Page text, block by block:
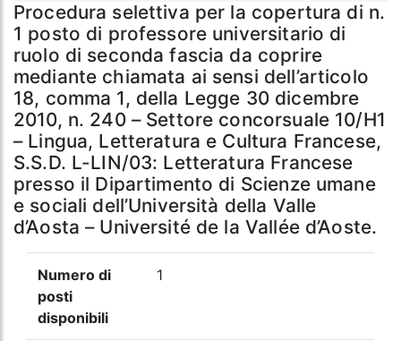
Procedura selettiva per la copertura di n.
1 posto di professore universitario di
ruolo di seconda fascia da coprire
mediante chiamata ai sensi dell’articolo
18, comma 1, della Legge 30 dicembre
2010, n. 240 – Settore concorsuale 10/H1
– Lingua, Letteratura e Cultura Francese,
S.S.D. L-LIN/03: Letteratura Francese
presso il Dipartimento di Scienze umane
e sociali dell’Università della Valle
d’Aosta – Université de la Vallée d’Aoste.
Numero di
posti
disponibili
1